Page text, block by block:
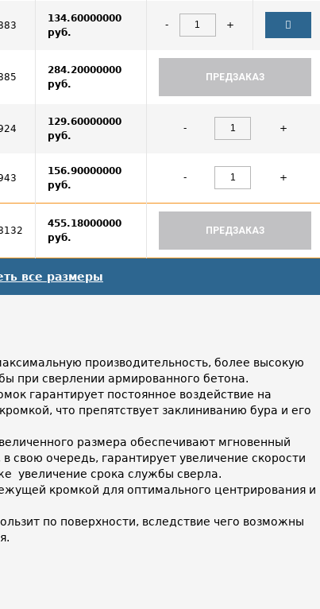
134.60000000
руб.
- +
284.20000000
руб.
ПРЕДЗАКАЗ
129.60000000
руб.
- +
156.90000000
руб.
- +
455.18000000
руб.
ПРЕДЗАКАЗ
все размеры
производительность, более высокую
при сверлении армированного бетона.
гарантирует постоянное воздействие на
что препятствует заклиниванию бура и его
размера обеспечивают мгновенный
свою очередь, гарантирует увеличение скорости
увеличение срока службы сверла.
кромкой для оптимального центрирования и
по поверхности, вследствие чего возможны